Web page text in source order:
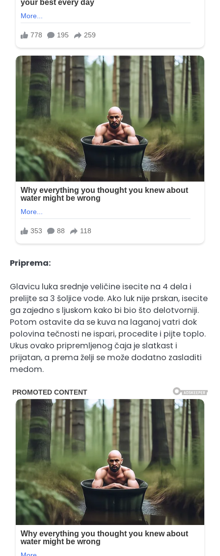
Priprema:
Glavicu luka srednje veličine isecite na 4 dela i
prelijte sa 3 šoljice vode. Ako luk nije prskan, isecite
ga zajedno s ljuskom kako bi bio što delotvorniji.
Potom ostavite da se kuva na laganoj vatri dok
polovina tečnosti ne ispari, procedite i pijte toplo.
Ukus ovako pripremljenog čaja je slatkast i
prijatan, a prema želji se može dodatno zasladiti
medom.